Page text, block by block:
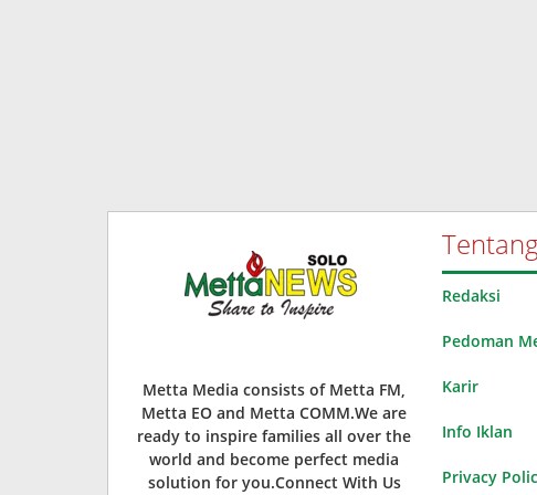
Metta Media consists of Metta FM,
Metta EO and Metta COMM.We are
ready to inspire families all over the
world and become perfect media
solution for you.Connect With Us
Redaksi
Pedoman
Karir
Info Iklan
Privacy